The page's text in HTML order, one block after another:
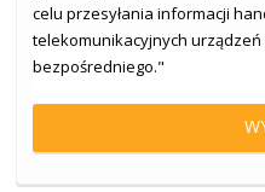
celu przesyłania informacji
telekomunikacyjnych
bezpośredniego."